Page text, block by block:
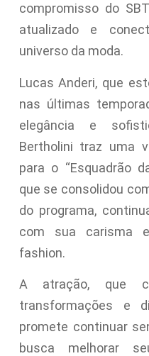
compromisso do
atualizado e
universo da moda.
Lucas Anderi, que
nas últimas
elegância e
Bertholini traz uma
para o “Esquadrão
que se consolidou
do programa,
com sua carisma
fashion.
A atração, que
transformações e
promete continuar
busca melhorar